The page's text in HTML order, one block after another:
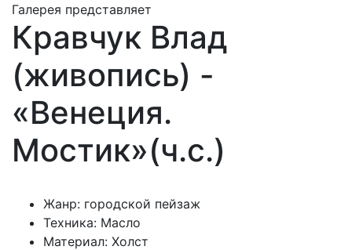
Галерея представляет
Кравчук Влад
(живопись) -
«Венеция.
Мостик»(ч.с.)
Жанр: городской пейзаж
Техника: Масло
Материал: Холст